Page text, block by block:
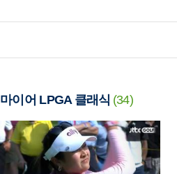
마이어 LPGA 클래식 (34)